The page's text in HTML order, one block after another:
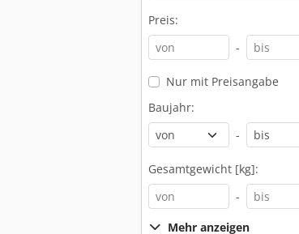
Preis:
-
Nur mit Preisangabe
Baujahr:
-
Gesamtgewicht [kg]:
-
Mehr anzeigen